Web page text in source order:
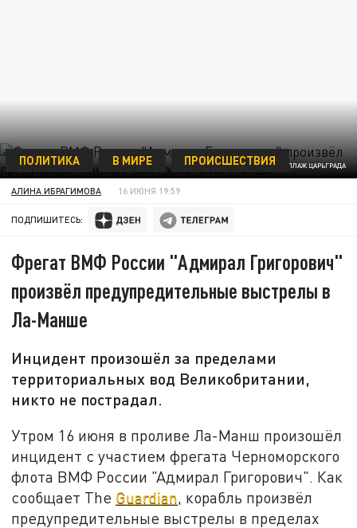
КОЛЛАЖ ЦАРЬГРАДА
ПОЛИТИКА В МИРЕ ПРОИСШЕСТВИЯ
АЛИНА ИБРАГИМОВА 16 ИЮНЯ 19:59
ПОДПИШИТЕСЬ:
Фрегат ВМФ России "Адмирал Григорович"
произвёл предупредительные выстрелы в
Ла-Манше
Инцидент произошёл за пределами
территориальных вод Великобритании,
никто не пострадал.
Утром 16 июня в проливе Ла-Манш произошёл
инцидент с участием фрегата Черноморского
флота ВМФ России "Адмирал Григорович". Как
сообщает The Guardian, корабль произвёл
предупредительные выстрелы в пределах